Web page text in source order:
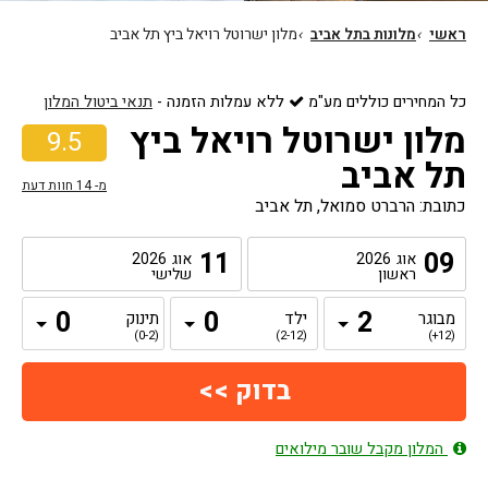
ראשי ›מלונות בתל אביב ›מלון ישרוטל רויאל ביץ תל אביב
כל המחירים כוללים מע"מ ללא עמלות הזמנה - תנאי ביטול המלון
9.5
מ-14 חוות דעת
מלון ישרוטל רויאל ביץ
תל אביב
כתובת: הרברט סמואל, תל אביב
09 אוג 2026
ראשון 11 אוג 2026
שלישי
מבוגר
(12+)
ילד
(2-12)
תינוק
(0-2)
המלון מקבל שובר מילואים